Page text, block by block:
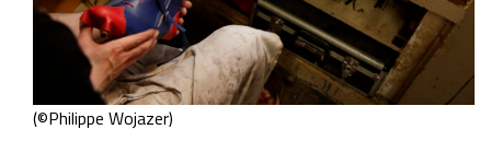
(©Philippe Wojazer)